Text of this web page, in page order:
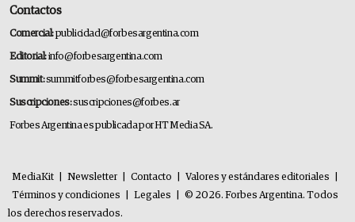
Contactos
Comercial:publicidad@forbesargentina.com
Editorial:info@forbesargentina.com
Summit:summitforbes@forbesargentina.com
Suscripciones:suscripciones@forbes.ar
Forbes Argentina es publicada por HT Media SA.
MediaKit Newsletter Contacto Valores y estándares editoriales
Términos y condiciones
Legales
© 2026. Forbes Argentina. Todos
los derechos reservados.